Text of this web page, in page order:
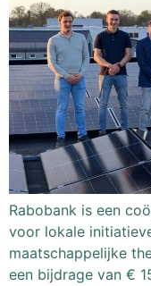
Rabobank is een
voor lokale
maatschappelijke
een bijdrage van €